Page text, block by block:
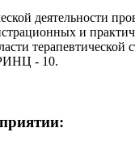
деятельности
и
терапевтической
- 10.